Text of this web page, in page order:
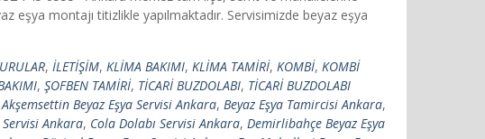
eşya montajı titizlikle yapılmaktadır. Servisimizde beyaz eşya
, İLETİŞİM, KLİMA BAKIMI, KLİMA TAMİRİ, KOMBİ, KOMBİ
, ŞOFBEN TAMİRİ, TİCARİ BUZDOLABI, TİCARİ BUZDOLABI
Akşemsettin Beyaz Eşya Servisi Ankara, Beyaz Eşya Tamircisi Ankara,
Ankara, Cola Dolabı Servisi Ankara, Demirlibahçe Beyaz Eşya